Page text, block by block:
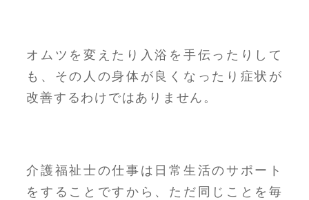
オムツを変えたり入浴を手伝ったりして
も、その人の身体が良くなったり症状が
改善するわけではありません。
介護福祉士の仕事は日常生活のサポート
をすることですから、ただ同じことを毎